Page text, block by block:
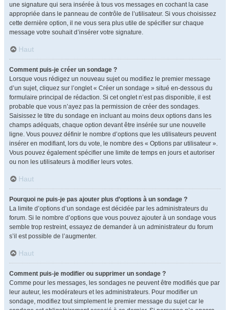
une signature qui sera insérée à tous vos messages en cochant la case
appropriée dans le panneau de contrôle de l’utilisateur. Si vous choisissez
cette dernière option, il ne vous sera plus utile de spécifier sur chaque
message votre souhait d’insérer votre signature.
Haut
Comment puis-je créer un sondage ?
Lorsque vous rédigez un nouveau sujet ou modifiez le premier message
d’un sujet, cliquez sur l’onglet « Créer un sondage » situé en-dessous du
formulaire principal de rédaction. Si cet onglet n’est pas disponible, il est
probable que vous n’ayez pas la permission de créer des sondages.
Saisissez le titre du sondage en incluant au moins deux options dans les
champs adéquats, chaque option devant être insérée sur une nouvelle
ligne. Vous pouvez définir le nombre d’options que les utilisateurs peuvent
insérer en modifiant, lors du vote, le nombre des « Options par utilisateur ».
Vous pouvez également spécifier une limite de temps en jours et autoriser
ou non les utilisateurs à modifier leurs votes.
Haut
Pourquoi ne puis-je pas ajouter plus d’options à un sondage ?
La limite d’options d’un sondage est décidée par les administrateurs du
forum. Si le nombre d’options que vous pouvez ajouter à un sondage vous
semble trop restreint, essayez de demander à un administrateur du forum
s’il est possible de l’augmenter.
Haut
Comment puis-je modifier ou supprimer un sondage ?
Comme pour les messages, les sondages ne peuvent être modifiés que par
leur auteur, les modérateurs et les administrateurs. Pour modifier un
sondage, modifiez tout simplement le premier message du sujet car le